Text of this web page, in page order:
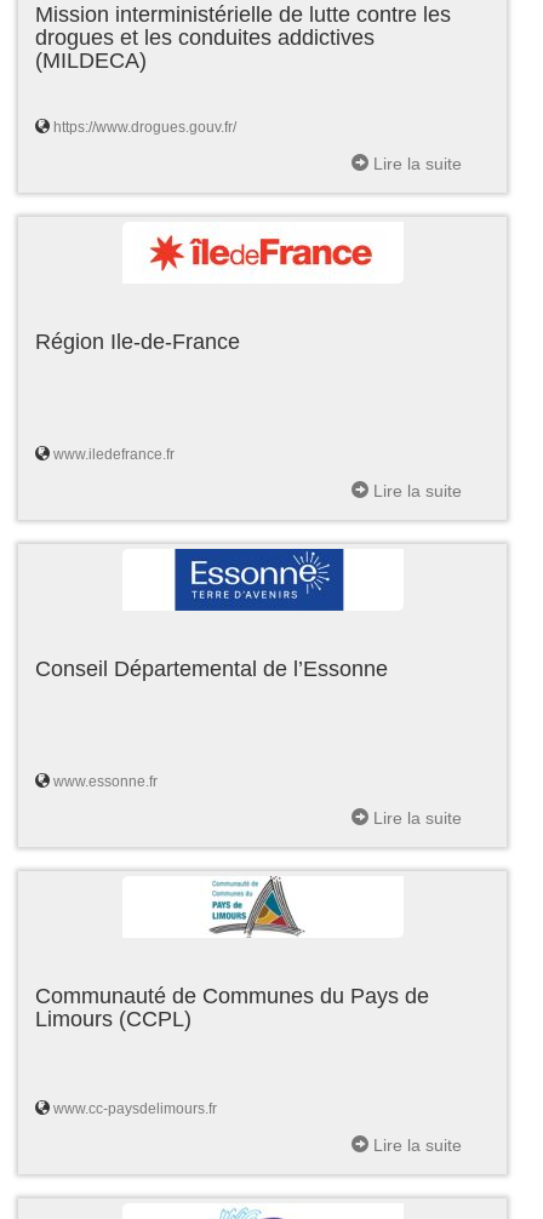
Mission interministérielle de lutte contre les
drogues et les conduites addictives
(MILDECA)
https://www.drogues.gouv.fr/
Lire la suite
Région Ile-de-France
www.iledefrance.fr
Lire la suite
Conseil Départemental de l’Essonne
www.essonne.fr
Lire la suite
Communauté de Communes du Pays de
Limours (CCPL)
www.cc-paysdelimours.fr
Lire la suite